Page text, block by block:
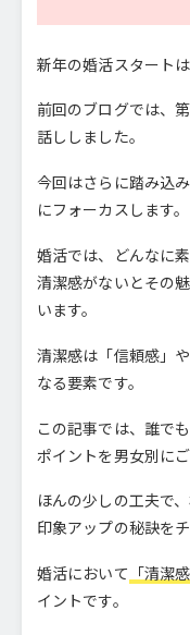
新年の婚活スタート
前回のブログでは、
話ししました。
今回はさらに踏み込
にフォーカスします。
婚活では、どんなに
清潔感がないとその
います。
清潔感は「信頼感」
なる要素です。
この記事では、誰で
ポイントを男女別にご
ほんの少しの工夫で
印象アップの秘訣を
婚活において 「清潔感
イントです。